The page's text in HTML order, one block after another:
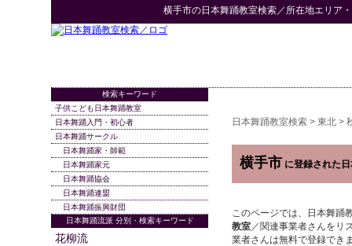
横手市の日本舞踊教室検索／所在地エリア
日本舞踊教室検索 > 東北 >
横手市 に登録された
このページでは、日本舞踊
教室／関連事業者さんをリ
業者さんは無料で登録でき
検索キーワード
子供こども日本舞踊教室
日本舞踊入門・初心者
日本舞踊サークル
日本舞踊家・師範
日本舞踊家元
日本舞踊協会
日本舞踊連盟
日本舞踊振興財団
日本舞踊流派 分別・検索キーワード
花柳流